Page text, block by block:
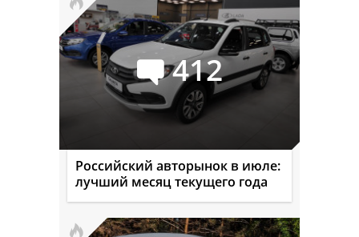
412
Российский авторынок в июле:
лучший месяц текущего года